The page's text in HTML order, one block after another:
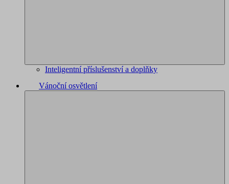
Inteligentní příslušenství a doplňky
Vánoční osvětlení